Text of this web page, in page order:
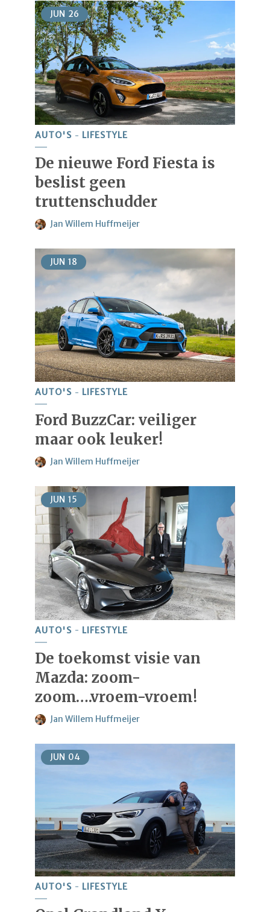
JUN 26
AUTO'S LIFESTYLE
De nieuwe Ford Fiesta is
beslist geen
truttenschudder
Jan Willem Huffmeijer
JUN 18
AUTO'S LIFESTYLE
Ford BuzzCar: veiliger
maar ook leuker!
Jan Willem Huffmeijer
JUN 15
AUTO'S LIFESTYLE
De toekomst visie van
Mazda: zoom-
zoom….vroem-vroem!
Jan Willem Huffmeijer
JUN 04
AUTO'S LIFESTYLE